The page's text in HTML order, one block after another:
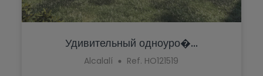
Удивительный одноуро�...
Alcalalí Ref. HO121519